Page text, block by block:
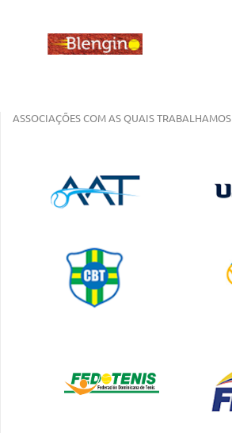
ASSOCIAÇÕES COM AS QUAIS TRABALHAMOS